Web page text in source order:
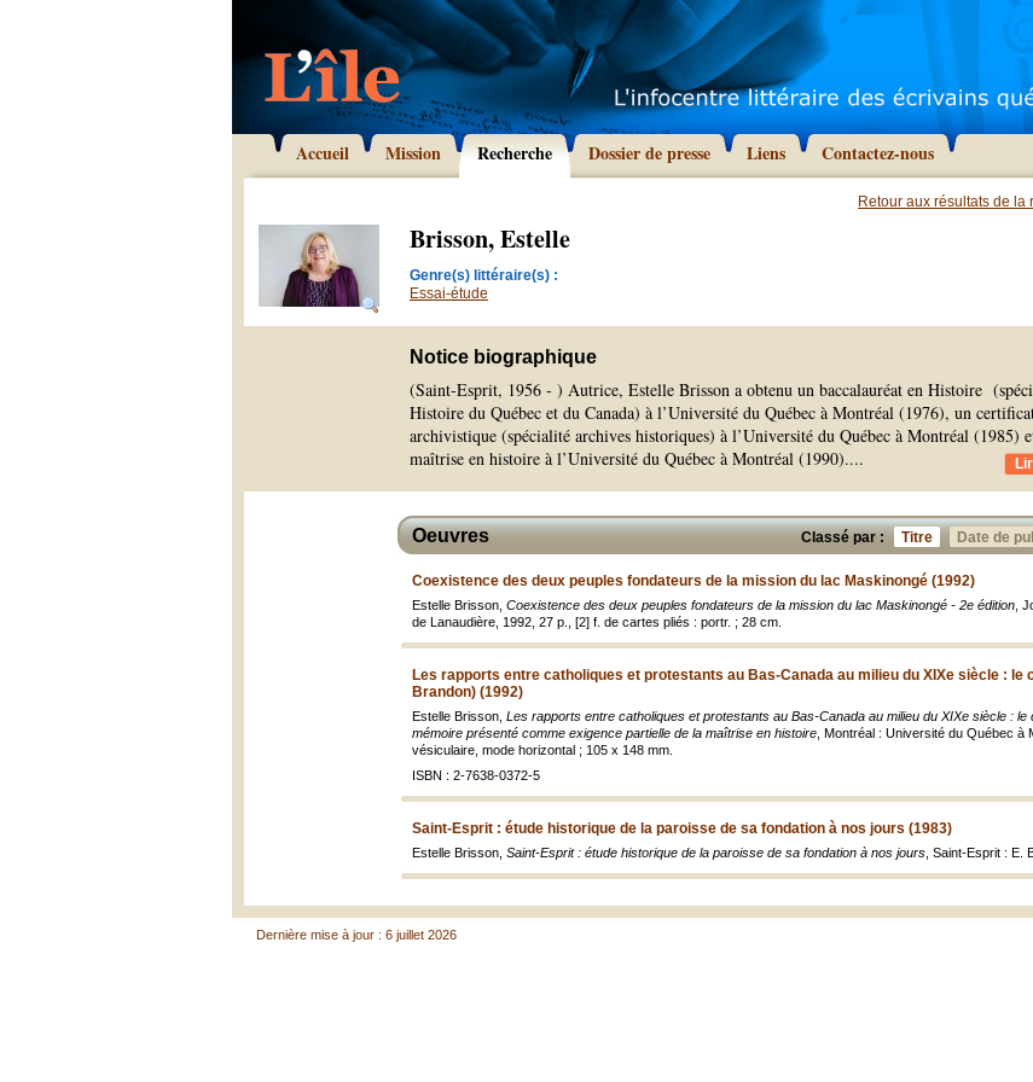
Accueil Mission Recherche Dossier de presse Liens Contactez-nous
Retour aux résultats de la
Brisson, Estelle
Genre(s) littéraire(s) :
Essai-étude
Notice biographique
(Saint-Esprit, 1956 - ) Autrice, Estelle Brisson a obtenu un baccalauréat en Histoire
Histoire du Québec et du Canada) à l’Université du Québec à Montréal (1976), un
archivistique (spécialité archives historiques) à l’Université du Québec à Montréal (1985)
maîtrise en histoire à l’Université du Québec à Montréal (1990)....
Classé par : Titre Date de
Oeuvres
Coexistence des deux peuples fondateurs de la mission du lac Maskinongé (1992)
Estelle Brisson, Coexistence des deux peuples fondateurs de la mission du lac Maskinongé - 2e édition ,
de Lanaudière, 1992, 27 p., [2] f. de cartes pliés : portr. ; 28 cm.
Les rapports entre catholiques et protestants au Bas-Canada au milieu du XIXe siècle : le
Brandon) (1992)
Estelle Brisson, Les rapports entre catholiques et protestants au Bas-Canada au milieu du XIXe siècle :
mémoire présenté comme exigence partielle de la maîtrise en histoire , Montréal : Université du Québec
vésiculaire, mode horizontal ; 105 x 148 mm.
ISBN : 2-7638-0372-5
Saint-Esprit : étude historique de la paroisse de sa fondation à nos jours (1983)
Estelle Brisson, Saint-Esprit : étude historique de la paroisse de sa fondation à nos jours , Saint-Esprit : E.
Dernière mise à jour : 6 juillet 2026